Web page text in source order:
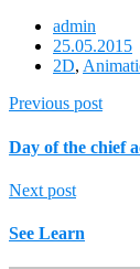
admin
25.05.2015
2D,
Previous post
Day of the chief
Next post
See Learn